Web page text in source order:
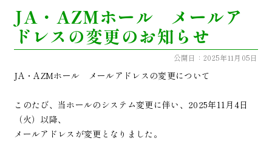
JA・AZMホール メールア
ドレスの変更のお知らせ
公開日：2025年11月05日
JA・AZMホール メールアドレスの変更について
このたび、当ホールのシステム変更に伴い、2025年11月4日
（火）以降、
メールアドレスが変更となりました。